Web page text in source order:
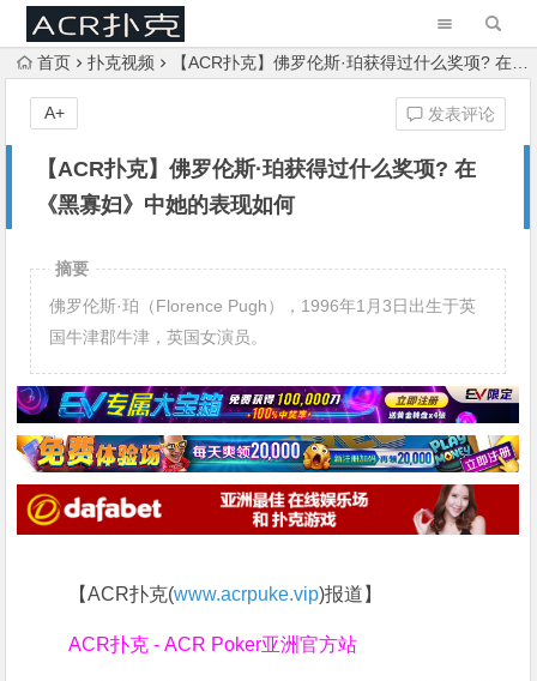
首页 扑克视频 【ACR扑克】佛罗伦斯·珀获得过什么奖项? 在《黑寡妇》中她的表现如何
【ACR扑克】佛罗伦斯·珀获得过什么奖项? 在
《黑寡妇》中她的表现如何
发表评论
A+
摘要
佛罗伦斯·珀（Florence Pugh），1996年1月3日出生于英
国牛津郡牛津，英国女演员。
【ACR扑克(www.acrpuke.vip)报道】
ACR扑克 - ACR Poker亚洲官方站